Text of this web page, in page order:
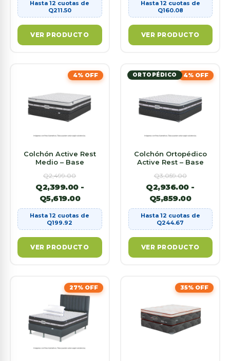
Hasta 12 cuotas de
Q211.50
VER PRODUCTO
Hasta 12 cuotas de
Q160.08
VER PRODUCTO
4% OFF
Colchón Active Rest
Medio – Base
Q2,499.00
Q2,399.00 -
Q5,619.00
Hasta 12 cuotas de
Q199.92
VER PRODUCTO
4% OFF
ORTOPÉDICO
Colchón Ortopédico
Active Rest – Base
Q3,059.00
Q2,936.00 -
Q5,859.00
Hasta 12 cuotas de
Q244.67
VER PRODUCTO
27% OFF 35% OFF